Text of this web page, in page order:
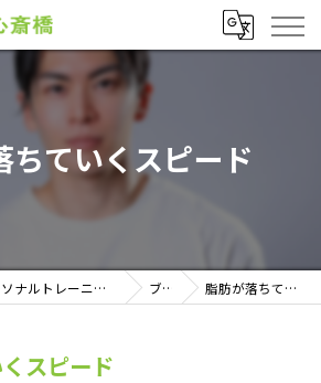
ちていくスピード
大阪府心斎橋のパーソナルトレーニングならパーソナルジム心斎橋 ブログ 脂肪が落ちていくスピード
スピード